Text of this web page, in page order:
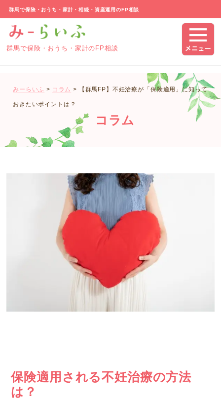
群馬で保険・おうち・家計・相続・資産運用のFP相談
群馬で保険・おうち・家計のFP相談
みーらいふ > コラム > 【群馬FP】不妊治療が「保険適用」に知って
おきたいポイントは？
コラム
保険適用される不妊治療の方法
は？